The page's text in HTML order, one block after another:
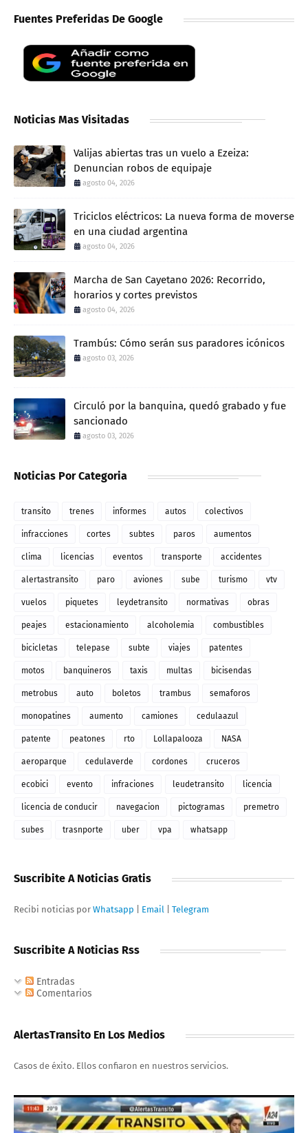
Fuentes Preferidas De Google
Noticias Mas Visitadas
Valijas abiertas tras un vuelo a Ezeiza:
Denuncian robos de equipaje
agosto 04, 2026
Triciclos eléctricos: La nueva forma de moverse
en una ciudad argentina
agosto 04, 2026
Marcha de San Cayetano 2026: Recorrido,
horarios y cortes previstos
agosto 04, 2026
Trambús: Cómo serán sus paradores icónicos
agosto 03, 2026
Circuló por la banquina, quedó grabado y fue
sancionado
agosto 03, 2026
Noticias Por Categoria
transito trenes informes autos colectivos
infracciones cortes subtes paros aumentos
clima licencias eventos transporte accidentes
alertastransito paro aviones sube turismo vtv
vuelos piquetes leydetransito normativas obras
peajes estacionamiento alcoholemia combustibles
bicicletas telepase subte viajes patentes
motos banquineros taxis multas bicisendas
metrobus auto boletos trambus semaforos
monopatines aumento camiones cedulaazul
patente peatones rto Lollapalooza NASA
aeroparque cedulaverde cordones cruceros
ecobici evento infraciones leudetransito licencia
licencia de conducir navegacion pictogramas premetro
subes trasnporte uber vpa whatsapp
Suscribite A Noticias Gratis
Recibi noticias por Whatsapp Email Telegram
Suscribite A Noticias Rss
Entradas
Comentarios
AlertasTransito En Los Medios
Casos de éxito. Ellos confiaron en nuestros servicios.